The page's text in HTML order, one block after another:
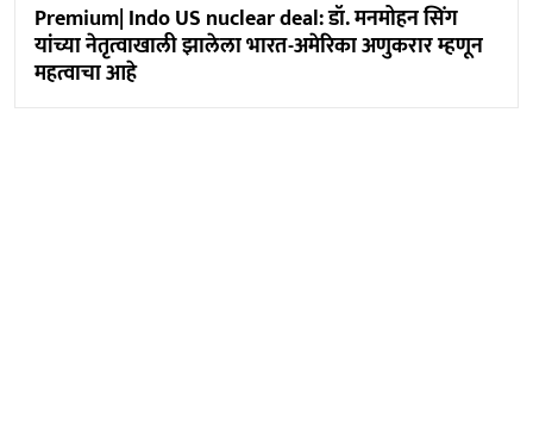
Premium| Indo US nuclear deal: डॉ. मनमोहन सिंग
यांच्या नेतृत्वाखाली झालेला भारत-अमेरिका अणुकरार म्हणून
महत्वाचा आहे